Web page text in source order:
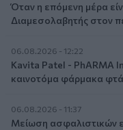
Όταν η επόμενη μέρα
Διαμεσολαβητής στον
06.08.2026 - 12:22
Kavita Patel - PhARMA
καινοτόμα φάρμακα
06.08.2026 - 11:37
Μείωση ασφαλιστικών